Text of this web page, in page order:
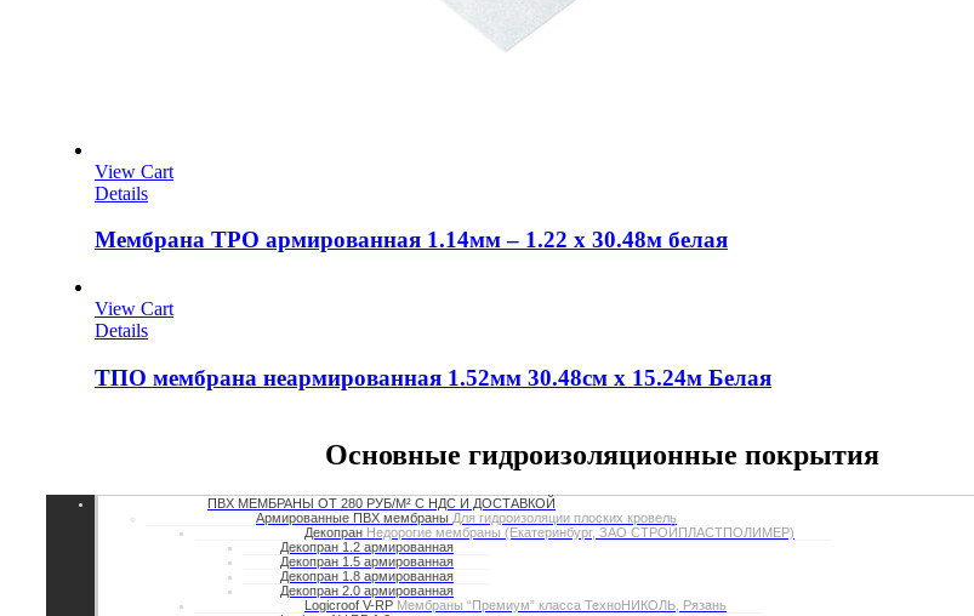
View Cart
Details
Мембрана TPO армированная 1.14мм – 1.22 х 30.48м белая
View Cart
Details
ТПО мембрана неармированная 1.52мм 30.48см х 15.24м Белая
Основные гидроизоляционные покрытия
ПВХ МЕМБРАНЫ ОТ 280 РУБ/М² С НДС И ДОСТАВКОЙ
Армированные ПВХ мембраны Для гидроизоляции плоских кровель
Декопран Недорогие мембраны (Екатеринбург, ЗАО СТРОЙПЛАСТПОЛИМЕР)
Декопран 1.2 армированная
Декопран 1.5 армированная
Декопран 1.8 армированная
Декопран 2.0 армированная
Logicroof V-RP Мембраны “Премиум” класса ТехноНИКОЛЬ, Рязань